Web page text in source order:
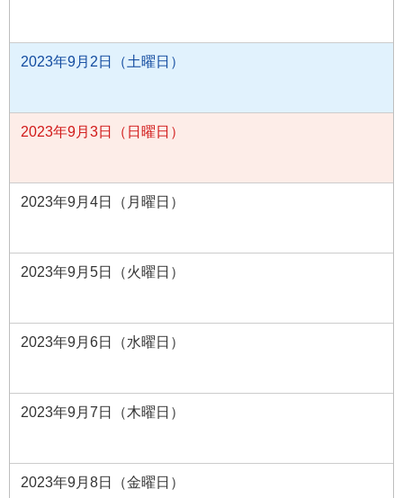
2023年9月2日（土曜日）
2023年9月3日（日曜日）
2023年9月4日（月曜日）
2023年9月5日（火曜日）
2023年9月6日（水曜日）
2023年9月7日（木曜日）
2023年9月8日（金曜日）